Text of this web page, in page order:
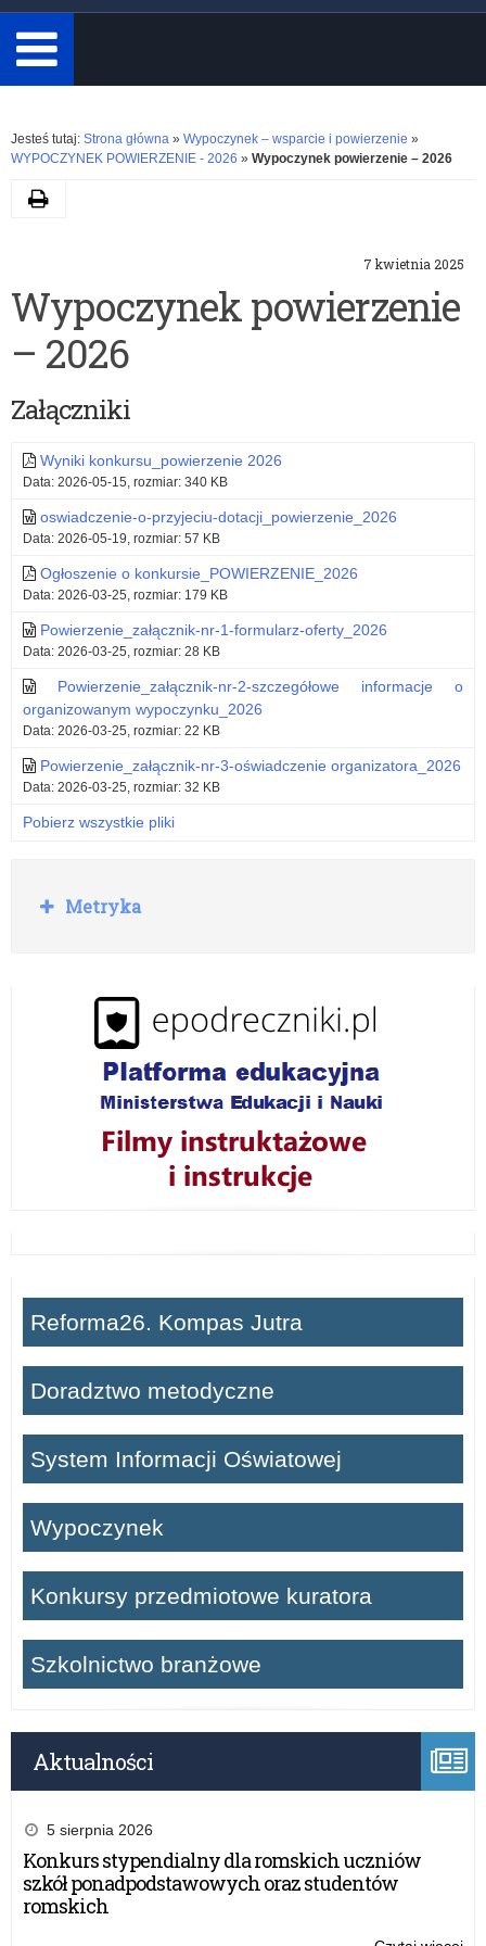
minimum
3
znaki.
Rozwiń
Jesteś tutaj: Strona główna » Wypoczynek – wsparcie i powierzenie »
WYPOCZYNEK POWIERZENIE - 2026 » Wypoczynek powierzenie – 2026
7 kwietnia 2025
Wypoczynek powierzenie
– 2026
Załączniki
Wyniki konkursu_powierzenie 2026
Data: 2026-05-15, rozmiar: 340 KB
oswiadczenie-o-przyjeciu-dotacji_powierzenie_2026
Data: 2026-05-19, rozmiar: 57 KB
Ogłoszenie o konkursie_POWIERZENIE_2026
Data: 2026-03-25, rozmiar: 179 KB
Powierzenie_załącznik-nr-1-formularz-oferty_2026
Data: 2026-03-25, rozmiar: 28 KB
Powierzenie_załącznik-nr-2-szczegółowe informacje o
organizowanym wypoczynku_2026
Data: 2026-03-25, rozmiar: 22 KB
Powierzenie_załącznik-nr-3-oświadczenie organizatora_2026
Data: 2026-03-25, rozmiar: 32 KB
Pobierz wszystkie pliki
R
o
Metryka
Reforma26. Kompas Jutra
Doradztwo metodyczne
System Informacji Oświatowej
Wypoczynek
Konkursy przedmiotowe kuratora
Szkolnictwo branżowe
Aktualności
5 sierpnia 2026
Konkurs stypendialny dla romskich uczniów
szkół ponadpodstawowych oraz studentów
romskich